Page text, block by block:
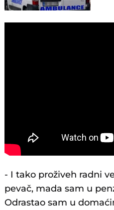
- I tako proživeh radni
pevač, mada sam u
Odrastao sam u